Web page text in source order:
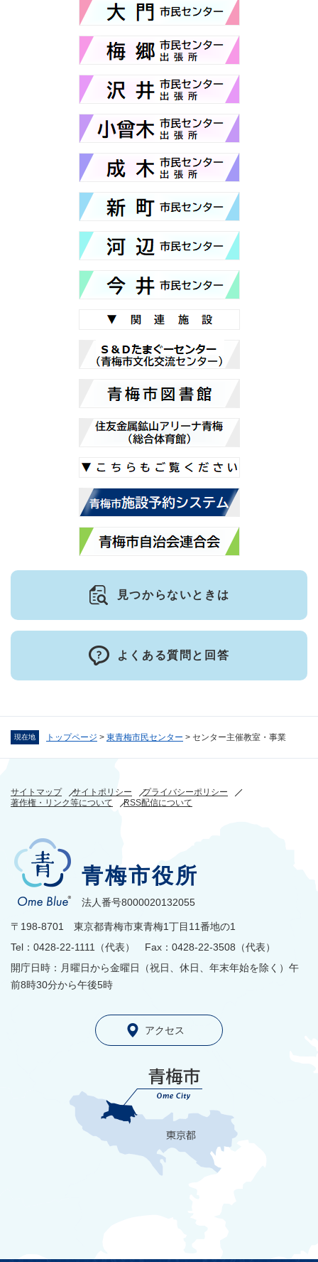
現在地 トップページ > 東青梅市民センター > センター主催教室・事業
見つからないときは
よくある質問と回答
サイトマップ サイトポリシー
プライバシーポリシー
著作権・リンク等について
RSS配信について
青梅市役所
法人番号8000020132055
〒198-8701 東京都青梅市東青梅1丁目11番地の1
Tel：0428-22-1111（代表） Fax：0428-22-3508（代表）
開庁日時：月曜日から金曜日（祝日、休日、年末年始を除く）午
前8時30分から午後5時
アクセス